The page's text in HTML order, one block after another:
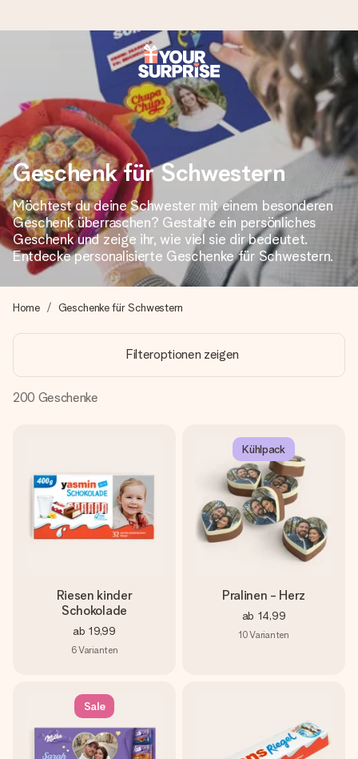
Heute bestellt, in 1 Werktag verschickt
Wir bereiten dein Geschenk sorgfältig vor und schicken es
blitzschnell – damit du es genau zum richtigen Zeitpunkt
überreichen kannst, wenn es am meisten zählt.
4,8 (basierend auf +15.000 Bewertungen)
Unsere Geschenke begeistern. Kunden bewerten uns mit
4,8 bei Google Reviews (Gesamtergebnis aller Länder, in
die wir versenden).
+49 39292 929695
Montag - Freitag : 8:30 - 17:00 Uhr
Samstag - Sonntag : 8:30 - 13:00 Uhr
Geschenk für Schwestern
Möchtest du deine Schwester mit einem besonderen
Geschenk überraschen? Gestalte ein persönliches
Geschenk und zeige ihr, wie viel sie dir bedeutet.
Entdecke personalisierte Geschenke für Schwestern.
Home Geschenke für Schwestern
Filteroptionen zeigen
200 Geschenke
Riesen kinder
Schokolade
ab 19,99
6Varianten
Kühlpack
Pralinen - Herz
ab 14,99
10Varianten
Sale